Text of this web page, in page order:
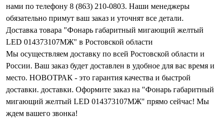
нами по телефону 8 (863) 210-0803. Наши менеджеры
обязательно примут ваш заказ и уточнят все детали.
Доставка товара "Фонарь габаритный мигающий желтый
LED 014373107МЖ" в Ростовской области
Мы осуществляем доставку по всей Ростовской области и
России. Ваш заказ будет доставлен в удобное для вас время и
место. НОВОТРАК - это гарантия качества и быстрой
доставки. доставки. Оформите заказ на "Фонарь габаритный
мигающий желтый LED 014373107МЖ" прямо сейчас! Мы
ждем вашего звонка!